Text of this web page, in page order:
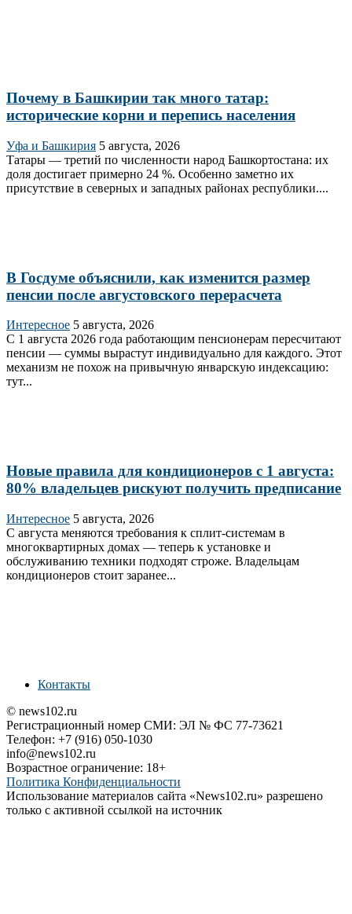
Почему в Башкирии так много татар:
исторические корни и перепись населения
Уфа и Башкирия 5 августа, 2026
Татары — третий по численности народ Башкортостана: их
доля достигает примерно 24 %. Особенно заметно их
присутствие в северных и западных районах республики....
В Госдуме объяснили, как изменится размер
пенсии после августовского перерасчета
Интересное 5 августа, 2026
С 1 августа 2026 года работающим пенсионерам пересчитают
пенсии — суммы вырастут индивидуально для каждого. Этот
механизм не похож на привычную январскую индексацию:
тут...
Новые правила для кондиционеров с 1 августа:
80% владельцев рискуют получить предписание
Интересное 5 августа, 2026
С августа меняются требования к сплит‑системам в
многоквартирных домах — теперь к установке и
обслуживанию техники подходят строже. Владельцам
кондиционеров стоит заранее...
Контакты
© news102.ru
Регистрационный номер СМИ: ЭЛ № ФС 77-73621
Телефон: +7 (916) 050-1030
info@news102.ru
Возрастное ограничение: 18+
Политика Конфиденциальности
Использование материалов сайта «News102.ru» разрешено
только с активной ссылкой на источник